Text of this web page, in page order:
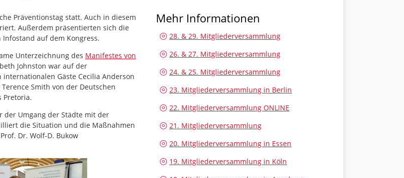
Präventionstag statt. Auch in diesem
Außerdem präsentierten sich die
Infostand auf dem Kongress.
Unterzeichnung des Manifestes von
Johnston war auf der
Gäste Cecilia Anderson
Smith von der Deutschen
Pretoria.
der Umgang der Städte mit der
die Situation und die Maßnahmen
Dr. Wolf-D. Bukow
Mehr Informationen
28. & 29. Mitgliederversammlung
26. & 27. Mitgliederversammlung
24. & 25. Mitgliederversammlung
23. Mitgliederversammlung in Berlin
22. Mitgliederversammlung ONLINE
21. Mitgliederversammlung
20. Mitgliederversammlung in Essen
19. Mitgliederversammlung in Köln